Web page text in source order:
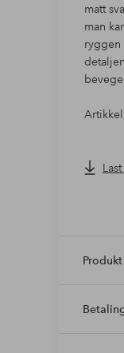
matt
man
ryggen